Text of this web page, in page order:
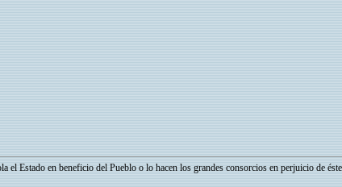
el Estado en beneficio del Pueblo o lo hacen los grandes consorcios en perjuicio de